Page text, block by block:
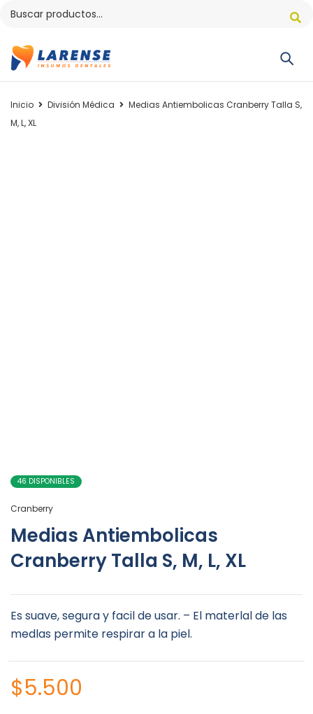
Inicio División Médica
Medias Antiembolicas Cranberry Talla S,
M, L, XL
46 DISPONIBLES
Cranberry
Medias Antiembolicas
Cranberry Talla S, M, L, XL
Es suave, segura y facil de usar. – El materlal de las
medlas permite respirar a la piel.
$5.500